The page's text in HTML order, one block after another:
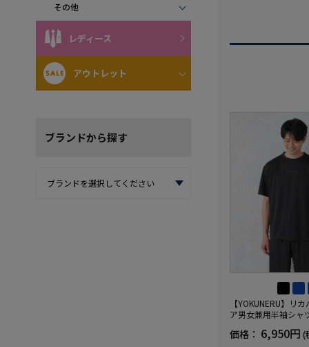
その他
レディース
アウトレット
ブランドから探す
【YOKUNERU】リ
ア男女兼用半袖シャ
(R)【一般医療機器】
価格： 6,950円 (